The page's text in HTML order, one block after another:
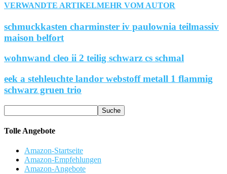
VERWANDTE ARTIKELMEHR VOM AUTOR
schmuckkasten charminster iv paulownia teilmassiv
maison belfort
wohnwand cleo ii 2 teilig schwarz cs schmal
eek a stehleuchte landor webstoff metall 1 flammig
schwarz gruen trio
Tolle Angebote
Amazon-Startseite
Amazon-Empfehlungen
Amazon-Angebote